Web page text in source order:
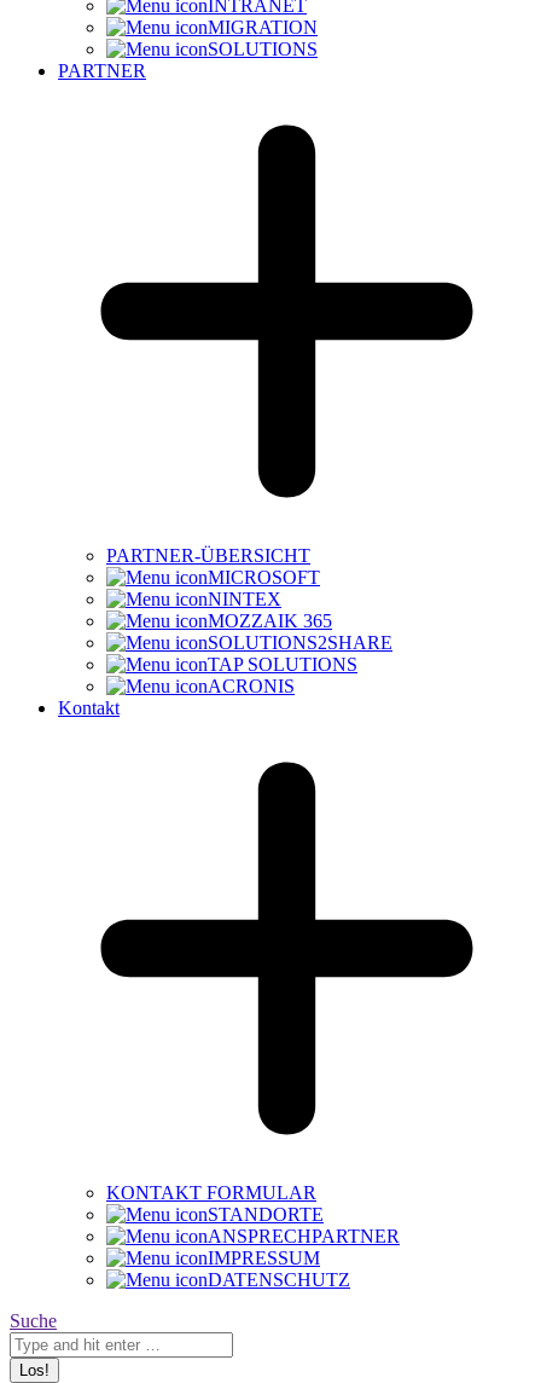
INTRANET
MIGRATION
SOLUTIONS
PARTNER
PARTNER-ÜBERSICHT
MICROSOFT
NINTEX
MOZZAIK 365
SOLUTIONS2SHARE
TAP SOLUTIONS
ACRONIS
Kontakt
KONTAKT FORMULAR
STANDORTE
ANSPRECHPARTNER
IMPRESSUM
DATENSCHUTZ
Search:
Suche